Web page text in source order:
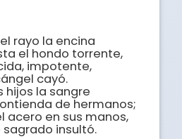
rayo la encina
el hondo torrente,
impotente,
cayó.
hijos la sangre
de hermanos;
acero en sus manos,
insultó.